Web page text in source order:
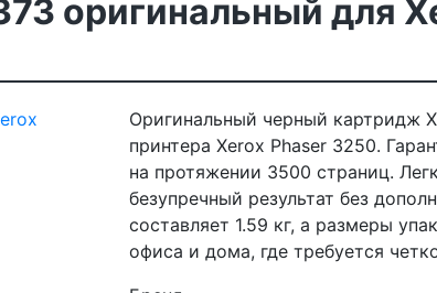
оригинальный для
Оригинальный черный картридж
принтера Xerox Phaser 3250.
на протяжении 3500 страниц.
безупречный результат без
составляет 1.59 кг, а размеры
офиса и дома, где требуется